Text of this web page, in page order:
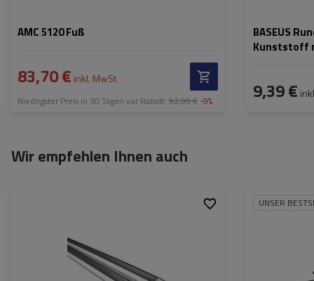
AMC 5120 Fuß
83,70 € inkl. MwSt
Niedrigster Preis in 30 Tagen vor Rabatt: 92,99 € -9%
BASEUS
Kunststoff
9,39 €
Wir empfehlen Ihnen auch
UNSER